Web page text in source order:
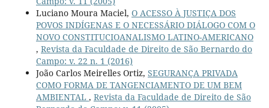
Luciano Moura Maciel, O ACESSO À JUSTIÇA DOS
POVOS INDÍGENAS E O NECESSÁRIO DIÁLOGO COM O
NOVO CONSTITUCIOANALISMO LATINO-AMERICANO
, Revista da Faculdade de Direito de São Bernardo do
Campo: v. 22 n. 1 (2016)
João Carlos Meirelles Ortiz, SEGURANÇA PRIVADA
COMO FORMA DE TANGENCIAMENTO DE UM BEM
AMBIENTAL , Revista da Faculdade de Direito de São